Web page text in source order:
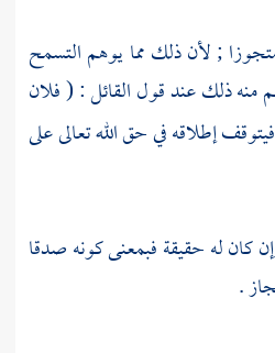
متجوزا ; لأن ذلك مما يوهم التسمح
منه ذلك عند قول القائل : ( فلان
إطلاقه في حق الله تعالى على
كان له حقيقة فبمعنى كونه صدقا
.